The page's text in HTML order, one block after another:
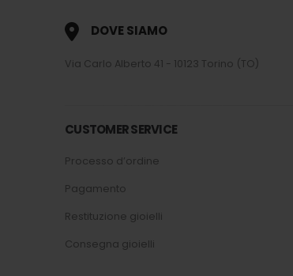
DOVE SIAMO
Via Carlo Alberto 41 - 10123 Torino (TO)
CUSTOMER SERVICE
Processo d’ordine
Pagamento
Restituzione gioielli
Consegna gioielli